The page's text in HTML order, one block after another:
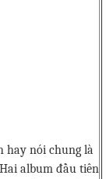
hay nói chung là
album đầu tiên